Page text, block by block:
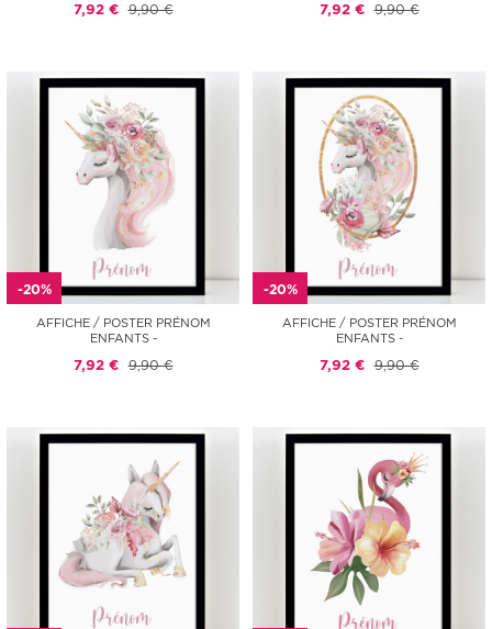
7,92 € 9,90 € 7,92 € 9,90 €
-20%
AFFICHE / POSTER PRÉNOM
ENFANTS -
7,92 € 9,90 €
-20%
AFFICHE / POSTER PRÉNOM
ENFANTS -
7,92 € 9,90 €